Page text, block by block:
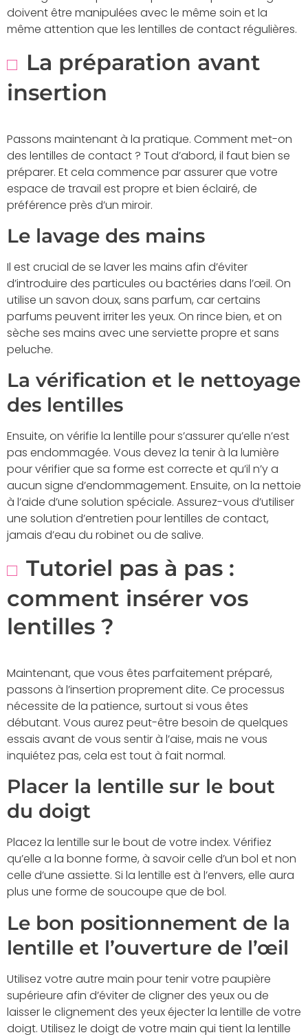
doivent être manipulées avec le même soin et la
même attention que les lentilles de contact régulières.
La préparation avant
insertion
Passons maintenant à la pratique. Comment met-on
des lentilles de contact ? Tout d’abord, il faut bien se
préparer. Et cela commence par assurer que votre
espace de travail est propre et bien éclairé, de
préférence près d’un miroir.
Le lavage des mains
Il est crucial de se laver les mains afin d’éviter
d’introduire des particules ou bactéries dans l’œil. On
utilise un savon doux, sans parfum, car certains
parfums peuvent irriter les yeux. On rince bien, et on
sèche ses mains avec une serviette propre et sans
peluche.
La vérification et le nettoyage
des lentilles
Ensuite, on vérifie la lentille pour s’assurer qu’elle n’est
pas endommagée. Vous devez la tenir à la lumière
pour vérifier que sa forme est correcte et qu’il n’y a
aucun signe d’endommagement. Ensuite, on la nettoie
à l’aide d’une solution spéciale. Assurez-vous d’utiliser
une solution d’entretien pour lentilles de contact,
jamais d’eau du robinet ou de salive.
Tutoriel pas à pas :
comment insérer vos
lentilles ?
Maintenant, que vous êtes parfaitement préparé,
passons à l’insertion proprement dite. Ce processus
nécessite de la patience, surtout si vous êtes
débutant. Vous aurez peut-être besoin de quelques
essais avant de vous sentir à l’aise, mais ne vous
inquiétez pas, cela est tout à fait normal.
Placer la lentille sur le bout
du doigt
Placez la lentille sur le bout de votre index. Vérifiez
qu’elle a la bonne forme, à savoir celle d’un bol et non
celle d’une assiette. Si la lentille est à l’envers, elle aura
plus une forme de soucoupe que de bol.
Le bon positionnement de la
lentille et l’ouverture de l’œil
Utilisez votre autre main pour tenir votre paupière
supérieure afin d’éviter de cligner des yeux ou de
laisser le clignement des yeux éjecter la lentille de votre
doigt. Utilisez le doigt de votre main qui tient la lentille